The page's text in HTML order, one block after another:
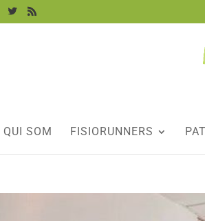
QUI SOM FISIORUNNERS